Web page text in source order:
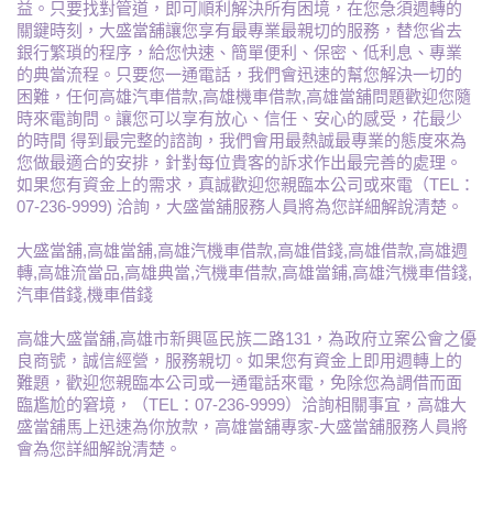
益。只要找對管道，即可順利解決所有困境，在您急須週轉的
關鍵時刻，大盛當舖讓您享有最專業最親切的服務，替您省去
銀行繁瑣的程序，給您快速、簡單便利、保密、低利息、專業
的典當流程。只要您一通電話，我們會迅速的幫您解決一切的
困難，任何高雄汽車借款,高雄機車借款,高雄當舖問題歡迎您隨
時來電詢問。讓您可以享有放心、信任、安心的感受，花最少
的時間 得到最完整的諮詢，我們會用最熱誠最專業的態度來為
您做最適合的安排，針對每位貴客的訴求作出最完善的處理。
如果您有資金上的需求，真誠歡迎您親臨本公司或來電（TEL：
07-236-9999) 洽詢，大盛當舖服務人員將為您詳細解說清楚。
大盛當舖,高雄當舖,高雄汽機車借款,高雄借錢,高雄借款,高雄週
轉,高雄流當品,高雄典當,汽機車借款,高雄當鋪,高雄汽機車借錢,
汽車借錢,機車借錢
高雄大盛當舖,高雄市新興區民族二路131，為政府立案公會之優
良商號，誠信經營，服務親切。如果您有資金上即用週轉上的
難題，歡迎您親臨本公司或一通電話來電，免除您為調借而面
臨尷尬的窘境，（TEL：07-236-9999）洽詢相關事宜，高雄大
盛當舖馬上迅速為你放款，高雄當舖專家-大盛當舖服務人員將
會為您詳細解說清楚。